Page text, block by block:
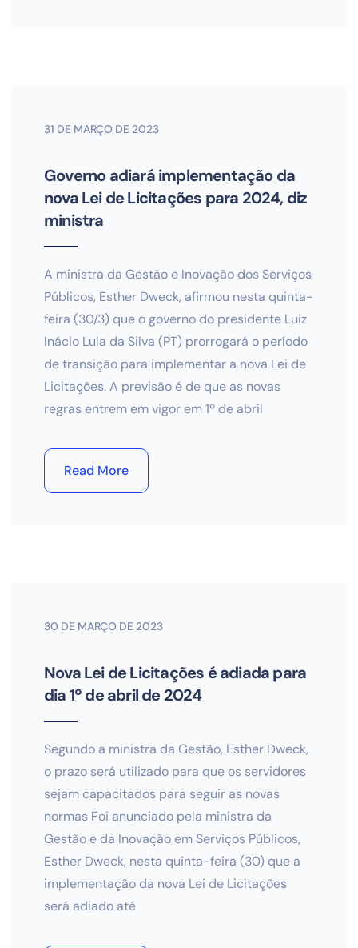
31 DE MARÇO DE 2023
Governo adiará implementação da
nova Lei de Licitações para 2024, diz
ministra
A ministra da Gestão e Inovação dos Serviços
Públicos, Esther Dweck, afirmou nesta quinta-
feira (30/3) que o governo do presidente Luiz
Inácio Lula da Silva (PT) prorrogará o período
de transição para implementar a nova Lei de
Licitações. A previsão é de que as novas
regras entrem em vigor em 1º de abril
Read More
30 DE MARÇO DE 2023
Nova Lei de Licitações é adiada para
dia 1º de abril de 2024
Segundo a ministra da Gestão, Esther Dweck,
o prazo será utilizado para que os servidores
sejam capacitados para seguir as novas
normas Foi anunciado pela ministra da
Gestão e da Inovação em Serviços Públicos,
Esther Dweck, nesta quinta-feira (30) que a
implementação da nova Lei de Licitações
será adiado até